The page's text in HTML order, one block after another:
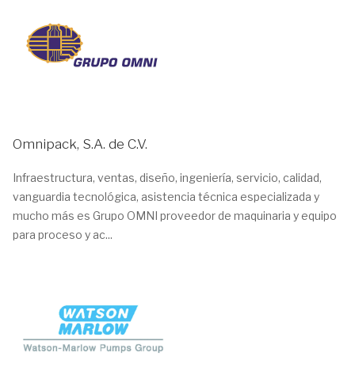
Omnipack, S.A. de C.V.
Infraestructura, ventas, diseño, ingeniería, servicio, calidad,
vanguardia tecnológica, asistencia técnica especializada y
mucho más es Grupo OMNI proveedor de maquinaria y equipo
para proceso y ac...